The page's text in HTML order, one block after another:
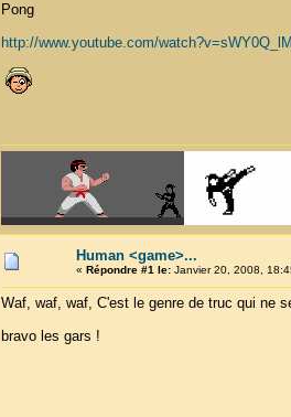
Pong
http://www.youtube.com/
Human <game>...
« Répondre #1 le:Janvier 20, 2008,
Waf, waf, waf, C'est le genre de truc qui ne
bravo les gars !